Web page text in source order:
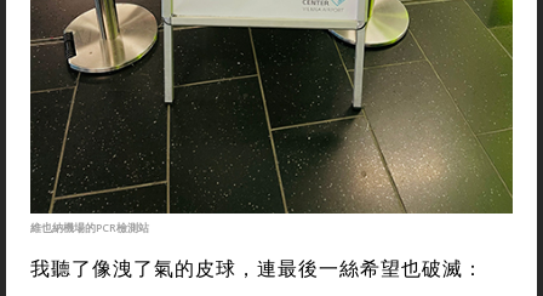
維也納機場的PCR檢測站
我聽了像洩了氣的皮球，連最後一絲希望也破滅：